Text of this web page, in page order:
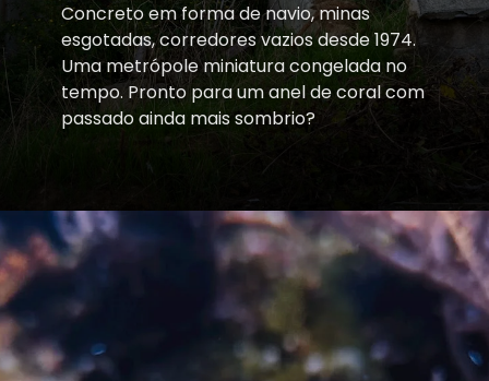
Concreto em forma de navio, minas
esgotadas, corredores vazios desde 1974.
Uma metrópole miniatura congelada no
tempo. Pronto para um anel de coral com
passado ainda mais sombrio?